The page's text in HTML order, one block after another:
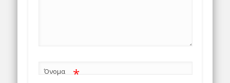
Όνομα *